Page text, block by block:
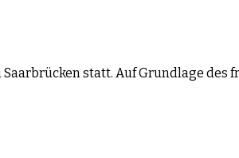
statt. Auf Grundlage